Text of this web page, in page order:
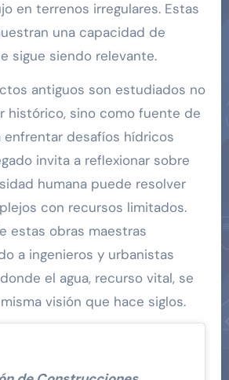
en terrenos irregulares. Estas
una capacidad de
sigue siendo relevante.
antiguos son estudiados no
histórico, sino como fuente de
enfrentar desafíos hídricos
invita a reflexionar sobre
humana puede resolver
con recursos limitados.
estas obras maestras
a ingenieros y urbanistas
el agua, recurso vital, se
visión que hace siglos.